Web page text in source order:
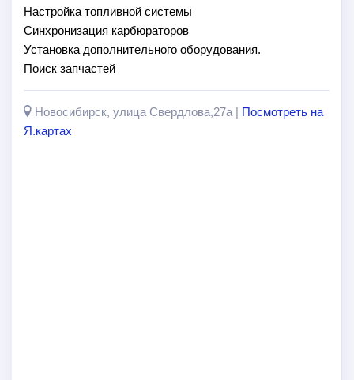
Настройка топливной системы
Синхронизация карбюраторов
Установка дополнительного оборудования.
Поиск запчастей
Новосибирск, улица Свердлова,27а | Посмотреть на
Я.картах